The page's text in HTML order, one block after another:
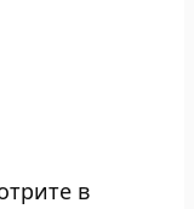
в